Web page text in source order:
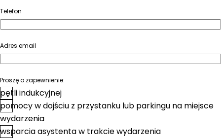
Telefon
Adres email
Proszę o zapewnienie:
pętli indukcyjnej
pomocy w dojściu z przystanku lub parkingu na miejsce
wydarzenia
wsparcia asystenta w trakcie wydarzenia